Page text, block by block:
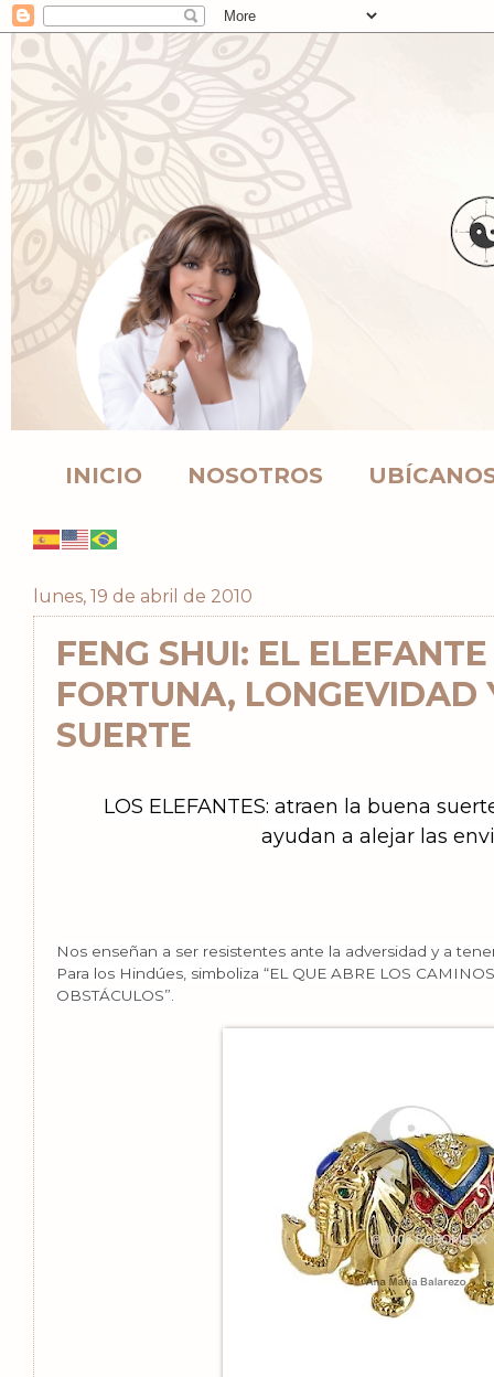
INICIO NOSOTROS
lunes, 19 de abril de 2010
FENG SHUI: EL
FORTUNA, LONGEVIDAD
SUERTE
LOS ELEFANTES: atraen la buena
ayudan a alejar las
Nos enseñan a ser resistentes ante la adversidad y a
Para los Hindúes, simboliza “EL QUE ABRE LOS
OBSTÁCULOS”.